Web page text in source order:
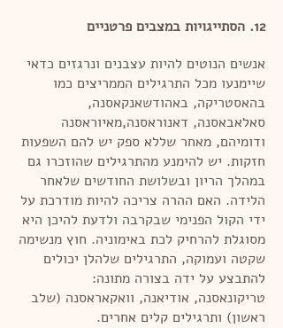
12. הסתייגויות במצבים פרטניים
אנשים הנוטים להיות עצבנים ונרגזים כדאי
שיימנעו מכל התרגילים הממריצים כמו
בהאסטריקה, באהודשאנקאסנה,
סאלאבאסנה, דאנוראסנה,מאיוראסנה
ודומיהם, מאחר שללא ספק יש להם השפעות
חזקות. יש להימנע מהתרגילים שהוזכרו גם
במהלך הריון ובשלושת החודשים שלאחר
הלידה. האם ההרה צריכה להיות מודרכת על
ידי הקול הפנימי שבקרבה ולדעת להיכן היא
מסוגלת להרחיק לכת באימוניה. חוץ מנשימה
שקטה ועמוקה, התרגילים שלהלן יכולים
להתבצע על ידה בצורה מתונה:
טריקונאסנה, אודיאנה, וואקאראסנה (שלב
ראשון) ותרגילים קלים אחרים.